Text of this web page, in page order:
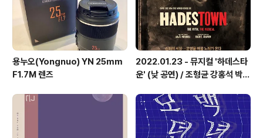
용누오(Yongnuo) YN 25mm
F1.7M 렌즈
2022.01.23 - 뮤지컬 '하데스타
운' (낮 공연) / 조형균 강홍석 박혜
박가람 외